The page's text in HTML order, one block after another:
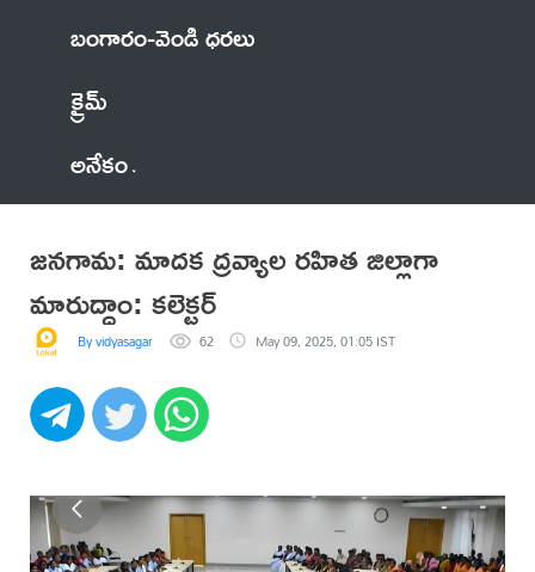
బంగారం-వెండి ధరలు
క్రైమ్
అనేకం
జనగామ: మాదక ద్రవ్యాల రహిత జిల్లాగా
మారుద్దాం: కలెక్టర్
By vidyasagar 62 May 09, 2025, 01:05 IST